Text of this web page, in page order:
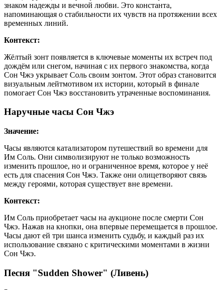
знаком надежды и вечной любви. Это константа,
напоминающая о стабильности их чувств на протяжении всех
временных линий.
Контекст:
Жёлтый зонт появляется в ключевые моменты их встреч под
дождём или снегом, начиная с их первого знакомства, когда
Сон Чжэ укрывает Соль своим зонтом. Этот образ становится
визуальным лейтмотивом их истории, который в финале
помогает Сон Чжэ восстановить утраченные воспоминания.
Наручные часы Сон Чжэ
Значение:
Часы являются катализатором путешествий во времени для
Им Соль. Они символизируют не только возможность
изменить прошлое, но и ограниченное время, которое у неё
есть для спасения Сон Чжэ. Также они олицетворяют связь
между героями, которая существует вне времени.
Контекст:
Им Соль приобретает часы на аукционе после смерти Сон
Чжэ. Нажав на кнопки, она впервые перемещается в прошлое.
Часы дают ей три шанса изменить судьбу, и каждый раз их
использование связано с критическими моментами в жизни
Сон Чжэ.
Песня "Sudden Shower" (Ливень)